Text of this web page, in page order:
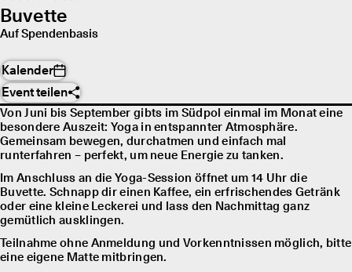
Buvette
Auf Spendenbasis
Kalender
Event teilen
Von Juni bis September gibts im Südpol einmal im Monat eine
besondere Auszeit: Yoga in entspannter Atmosphäre.
Gemeinsam bewegen, durchatmen und einfach mal
runterfahren – perfekt, um neue Energie zu tanken.
Im Anschluss an die Yoga-Session öffnet um 14 Uhr die
Buvette. Schnapp dir einen Kaffee, ein erfrischendes Getränk
oder eine kleine Leckerei und lass den Nachmittag ganz
gemütlich ausklingen.
Teilnahme ohne Anmeldung und Vorkenntnissen möglich, bitte
eine eigene Matte mitbringen.